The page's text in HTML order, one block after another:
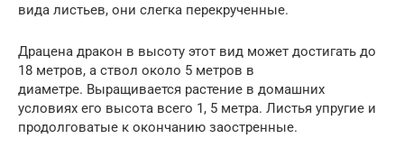
вида листьев, они слегка перекрученные.
Драцена дракон в высоту этот вид может достигать до
18 метров, а ствол около 5 метров в
диаметре. Выращивается растение в домашних
условиях его высота всего 1, 5 метра. Листья упругие и
продолговатые к окончанию заостренные.